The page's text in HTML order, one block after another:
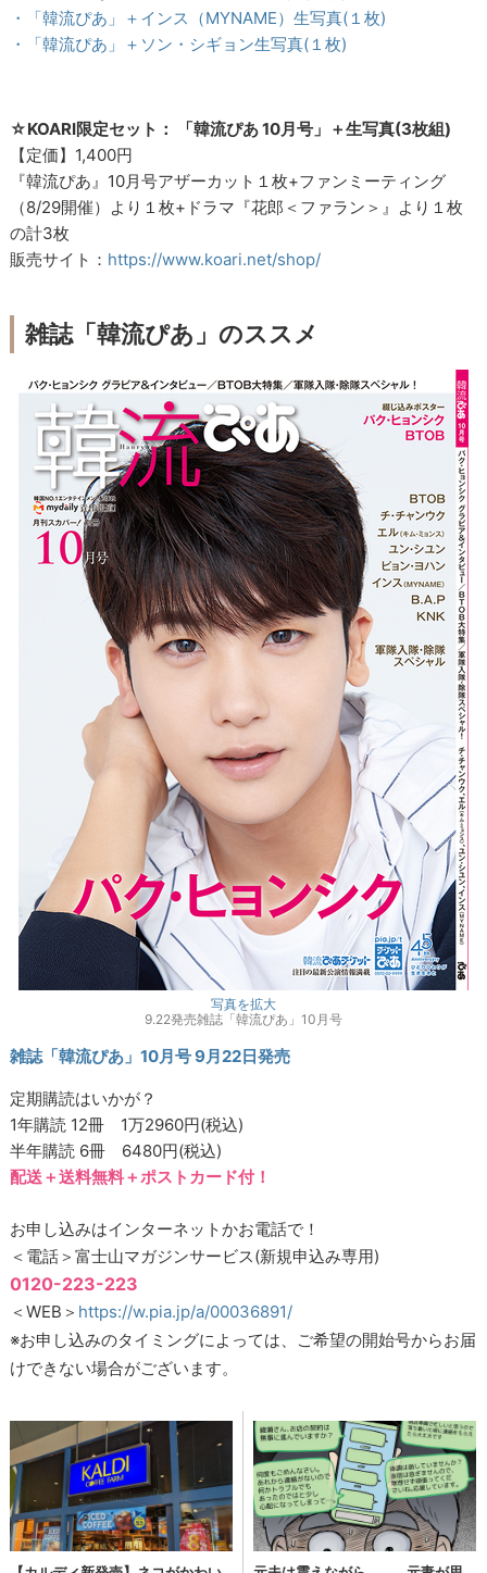
・「韓流ぴあ」＋インス（MYNAME）生写真(１枚)
・「韓流ぴあ」＋ソン・シギョン生写真(１枚)
☆KOARI限定セット： 「韓流ぴあ 10月号」＋生写真(3枚組)
【定価】1,400円
『韓流ぴあ』10月号アザーカット１枚+ファンミーティング
（8/29開催）より１枚+ドラマ『花郎＜ファラン＞』より１枚
の計3枚
販売サイト： https://www.koari.net/shop/
雑誌「韓流ぴあ」のススメ
写真を拡大
9.22発売雑誌「韓流ぴあ」10月号
雑誌「韓流ぴあ」10月号 9月22日発売
定期購読はいかが？
1年購読 12冊 1万2960円(税込)
半年購読 6冊 6480円(税込)
配送＋送料無料＋ポストカード付！
お申し込みはインターネットかお電話で！
＜電話＞富士山マガジンサービス(新規申込み専用)
0120-223-223
＜WEB＞ https://w.pia.jp/a/00036891/
※お申し込みのタイミングによっては、ご希望の開始号からお届
けできない場合がございます。